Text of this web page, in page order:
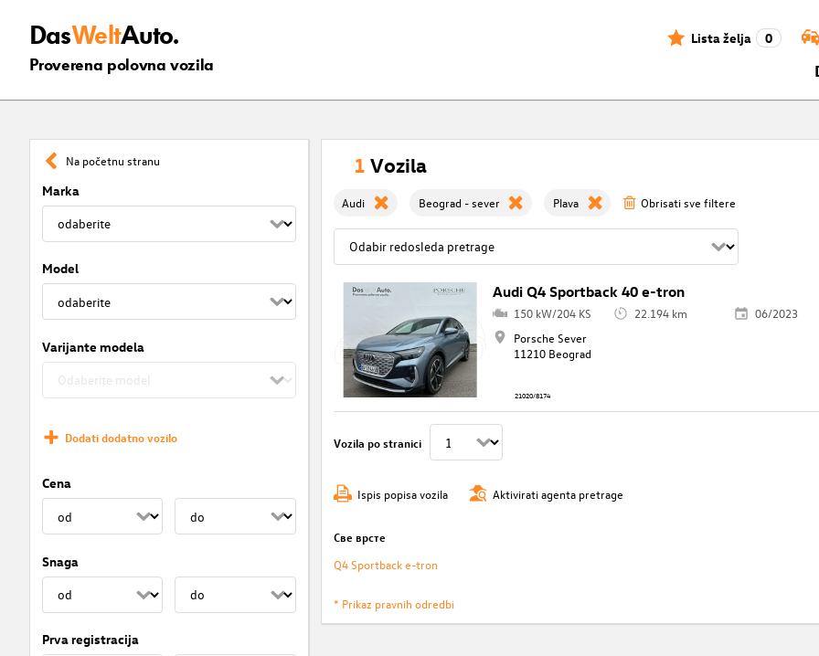
DasWeltAuto.
Proverena polovna vozila
Lista želja 0
Na početnu stranu
Marka
Model
Varijante modela
Dodati dodatno vozilo
Cena
Snaga
Prva registracija
1 Vozila
Audi Beograd - sever Plava Obrisati sve filtere
Audi Q4 Sportback 40 e-tron
150 kW/204 KS 22.194 km
06/2023
Porsche Sever
11210 Beograd
21020/8174
Vozila po stranici
Ispis popisa vozila Aktivirati agenta pretrage
Све врсте
Q4 Sportback e-tron
* Prikaz pravnih odredbi